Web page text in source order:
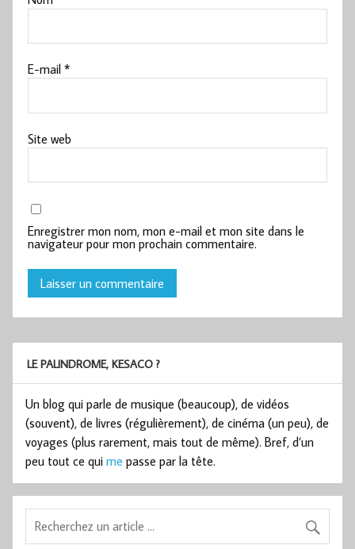
E-mail*
Site web
Enregistrer mon nom, mon e-mail et mon site dans le
navigateur pour mon prochain commentaire.
LE PALINDROME, KESACO ?
Un blog qui parle de musique (beaucoup), de vidéos
(souvent), de livres (régulièrement), de cinéma (un peu), de
voyages (plus rarement, mais tout de même). Bref, d’un
peu tout ce qui me passe par la tête.